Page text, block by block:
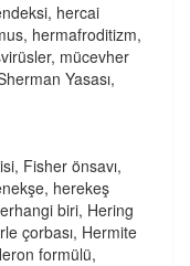
hercai
hermafroditizm,
mücevher
Yasası,
Fisher önsavı,
herekeş
biri, Hering
çorbası, Hermite
formülü,